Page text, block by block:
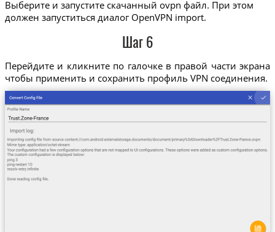
Выберите и запустите скачанный ovpn файл. При этом
должен запуститься диалог OpenVPN import.
Шаг 6
Перейдите и кликните по галочке в правой части экрана
чтобы применить и сохранить профиль VPN соединения.